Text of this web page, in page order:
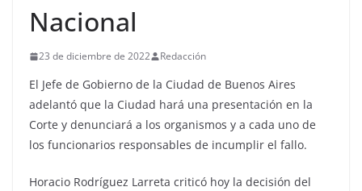
Nacional
23 de diciembre de 2022 Redacción
El Jefe de Gobierno de la Ciudad de Buenos Aires
adelantó que la Ciudad hará una presentación en la
Corte y denunciará a los organismos y a cada uno de
los funcionarios responsables de incumplir el fallo.
Horacio Rodríguez Larreta criticó hoy la decisión del